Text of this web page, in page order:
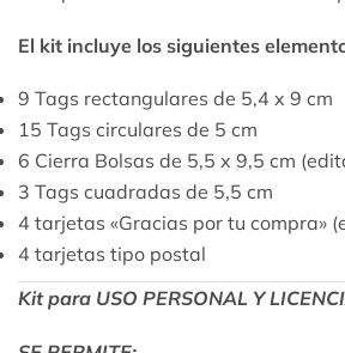
El kit incluye los siguientes
9 Tags rectangulares de 5,4 x 9 cm
15 Tags circulares de 5 cm
6 Cierra Bolsas de 5,5 x 9,5 cm
3 Tags cuadradas de 5,5 cm
4 tarjetas «Gracias por tu compra»
4 tarjetas tipo postal
Kit para USO PERSONAL Y